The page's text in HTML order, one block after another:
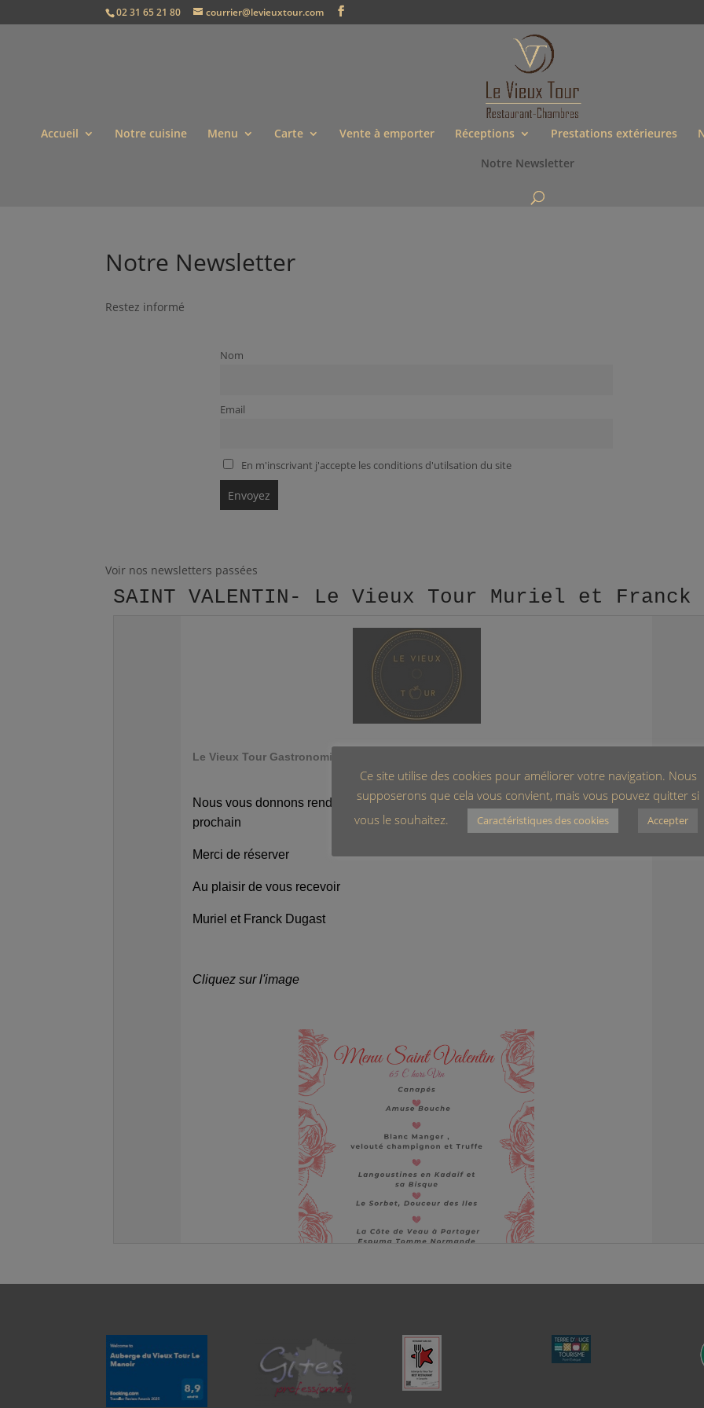
02 31 65 21 80 courrier@levieuxtour.com
Accueil Notre cuisine Menu Carte Vente à emporter Réceptions Prestations extérieures
Notre Newsletter
Notre Newsletter
Restez informé
Nom
Email
En m'inscrivant j'accepte les conditions d'utilsation du site
Voir nos newsletters passées
SAINT VALENTIN- Le Vieux Tour Muriel et Franck
Ce site utilise des cookies pour améliorer votre navigation. Nous
supposerons que cela vous convient, mais vous pouvez quitter si
vous le souhaitez.
Caractéristiques des cookies Accepter